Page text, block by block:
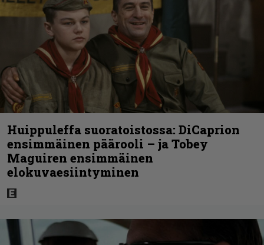
Huippuleffa suoratoistossa: DiCaprion
ensimmäinen päärooli – ja Tobey
Maguiren ensimmäinen
elokuvaesiintyminen